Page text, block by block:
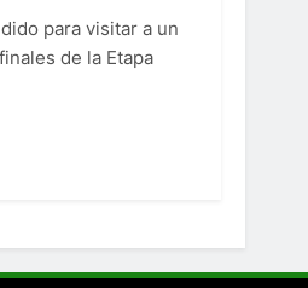
para visitar a un
de la Etapa